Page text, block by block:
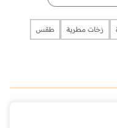
زخات مطرية طقس